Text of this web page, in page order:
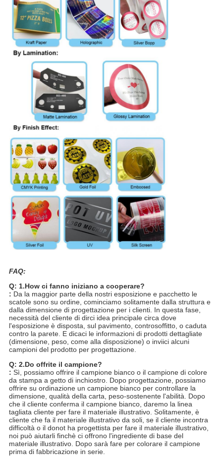
FAQ:
Q: 1.How ci fanno iniziano a cooperare?
: Da la maggior parte della nostri esposizione e pacchetto le
scatole sono su ordine, cominciamo solitamente dalla struttura e
dalla dimensione di progettazione per i clienti. In questa fase,
necessità del cliente di dirci idea principale circa dove
l'esposizione è disposta, sul pavimento, controsoffitto, o caduta
contro la parete. E dicaci le informazioni di prodotti dettagliate
(dimensione, peso, come alla disposizione) o inviici alcuni
campioni del prodotto per progettazione.
Q: 2.Do offrite il campione?
: Sì, possiamo offrire il campione bianco o il campione di colore
da stampa a getto di inchiostro. Dopo progettazione, possiamo
offrire su ordinazione un campione bianco per controllare la
dimensione, qualità della carta, peso-sostenente l'abilità. Dopo
che il cliente conferma il campione bianco, daremo la linea
tagliata cliente per fare il materiale illustrativo. Solitamente, è
cliente che fa il materiale illustrativo da soli, se il cliente incontra
difficoltà o il donot ha progettista per fare il materiale illustrativo,
noi può aiutarli finchè ci offrono l'ingrediente di base del
materiale illustrativo. Dopo sarà fare per colorare il campione
prima di fabbricazione in serie.